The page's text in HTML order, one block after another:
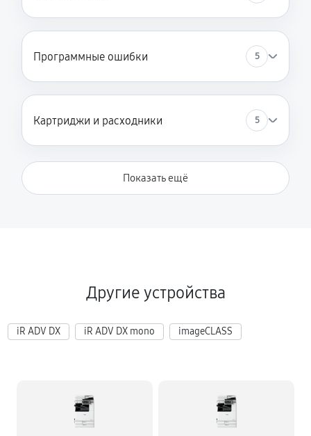
Программные ошибки 5
Картриджи и расходники 5
Показать ещё
Другие устройства
iR ADV DX iR ADV DX mono imageCLASS